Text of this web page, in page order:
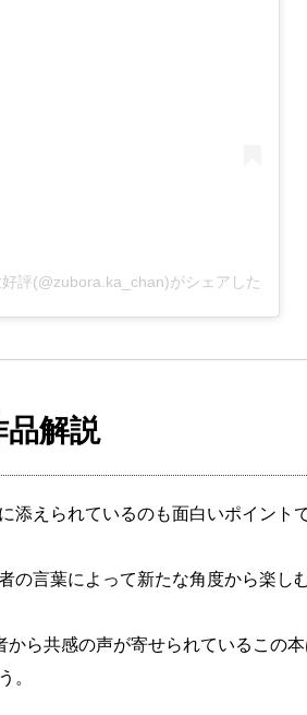
評(@zubora.ka_chan)がシェアした投稿
解説
えられているのも面白いポイントで
の言葉によって新たな角度から楽し
から共感の声が寄せられているこの
。